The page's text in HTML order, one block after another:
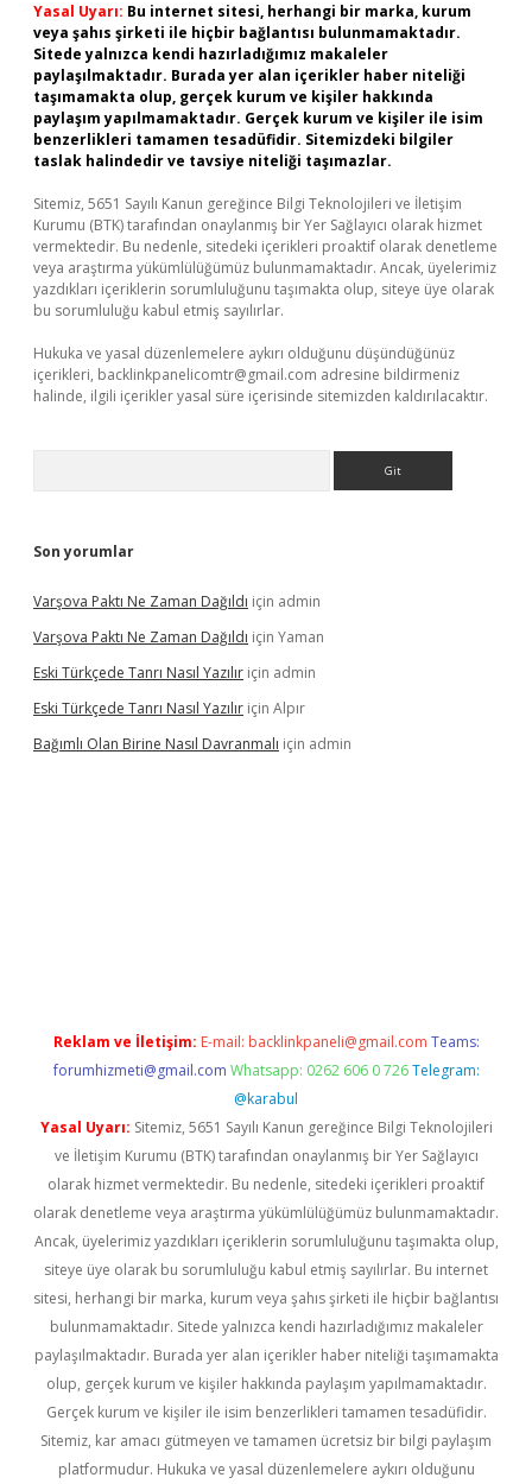
Yasal Uyarı: Bu internet sitesi, herhangi bir marka, kurum
veya şahıs şirketi ile hiçbir bağlantısı bulunmamaktadır.
Sitede yalnızca kendi hazırladığımız makaleler
paylaşılmaktadır. Burada yer alan içerikler haber niteliği
taşımamakta olup, gerçek kurum ve kişiler hakkında
paylaşım yapılmamaktadır. Gerçek kurum ve kişiler ile isim
benzerlikleri tamamen tesadüfidir. Sitemizdeki bilgiler
taslak halindedir ve tavsiye niteliği taşımazlar.
Sitemiz, 5651 Sayılı Kanun gereğince Bilgi Teknolojileri ve İletişim
Kurumu (BTK) tarafından onaylanmış bir Yer Sağlayıcı olarak hizmet
vermektedir. Bu nedenle, sitedeki içerikleri proaktif olarak denetleme
veya araştırma yükümlülüğümüz bulunmamaktadır. Ancak, üyelerimiz
yazdıkları içeriklerin sorumluluğunu taşımakta olup, siteye üye olarak
bu sorumluluğu kabul etmiş sayılırlar.
Hukuka ve yasal düzenlemelere aykırı olduğunu düşündüğünüz
içerikleri, backlinkpanelicomtr@gmail.com adresine bildirmeniz
halinde, ilgili içerikler yasal süre içerisinde sitemizden kaldırılacaktır.
Son yorumlar
Varşova Paktı Ne Zaman Dağıldı için admin
Varşova Paktı Ne Zaman Dağıldı için Yaman
Eski Türkçede Tanrı Nasıl Yazılır için admin
Eski Türkçede Tanrı Nasıl Yazılır için Alpır
Bağımlı Olan Birine Nasıl Davranmalı için admin
Reklam ve İletişim: E-mail: backlinkpaneli@gmail.com Teams:
forumhizmeti@gmail.com Whatsapp: 0262 606 0 726 Telegram:
@karabul
Yasal Uyarı: Sitemiz, 5651 Sayılı Kanun gereğince Bilgi Teknolojileri
ve İletişim Kurumu (BTK) tarafından onaylanmış bir Yer Sağlayıcı
olarak hizmet vermektedir. Bu nedenle, sitedeki içerikleri proaktif
olarak denetleme veya araştırma yükümlülüğümüz bulunmamaktadır.
Ancak, üyelerimiz yazdıkları içeriklerin sorumluluğunu taşımakta olup,
siteye üye olarak bu sorumluluğu kabul etmiş sayılırlar. Bu internet
sitesi, herhangi bir marka, kurum veya şahıs şirketi ile hiçbir bağlantısı
bulunmamaktadır. Sitede yalnızca kendi hazırladığımız makaleler
paylaşılmaktadır. Burada yer alan içerikler haber niteliği taşımamakta
olup, gerçek kurum ve kişiler hakkında paylaşım yapılmamaktadır.
Gerçek kurum ve kişiler ile isim benzerlikleri tamamen tesadüfidir.
Sitemiz, kar amacı gütmeyen ve tamamen ücretsiz bir bilgi paylaşım
platformudur. Hukuka ve yasal düzenlemelere aykırı olduğunu